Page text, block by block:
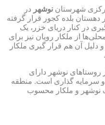
شهرستان نوشهر در
دهستان بلده کجور قرار گرفته
در کنار دریای خزر، یک
از ملکار رویان نیز برای
دلیل آن هم قرار گیری ملکار
روستاهای نوشهر دارای
سرمایه گذاری است. منطقه
نوشهر و ملکار محسوب